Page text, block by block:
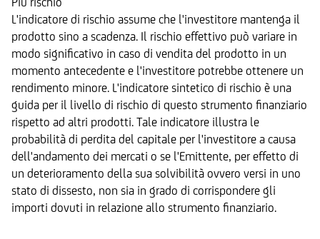
L'indicatore di rischio assume che l'investitore mantenga il
prodotto sino a scadenza. Il rischio effettivo può variare in
modo significativo in caso di vendita del prodotto in un
momento antecedente e l'investitore potrebbe ottenere un
rendimento minore. L'indicatore sintetico di rischio è una
guida per il livello di rischio di questo strumento finanziario
rispetto ad altri prodotti. Tale indicatore illustra le
probabilità di perdita del capitale per l'investitore a causa
dell'andamento dei mercati o se l'Emittente, per effetto di
un deterioramento della sua solvibilità ovvero versi in uno
stato di dissesto, non sia in grado di corrispondere gli
importi dovuti in relazione allo strumento finanziario.